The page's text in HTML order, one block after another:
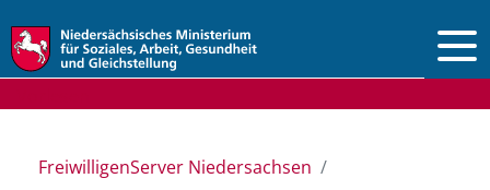
FreiwilligenServer Niedersachsen